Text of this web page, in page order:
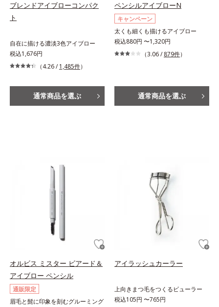
ブレンドアイブローコンパク
ト
自在に描ける濃淡3色アイブロー
税込1,676円
（4.26 / 1,485件）
通常商品を選ぶ
ペンシルアイブローN
キャンペーン
太くも細くも描けるアイブロー
税込880円 〜1,320円
（3.06 / 879件）
通常商品を選ぶ
オルビス ミスター ビアード＆
アイブロー ペンシル
通販限定
眉毛と髭に印象を刻むグルーミング
アイラッシュカーラー
上向きまつ毛をつくるビューラー
税込105円 〜765円